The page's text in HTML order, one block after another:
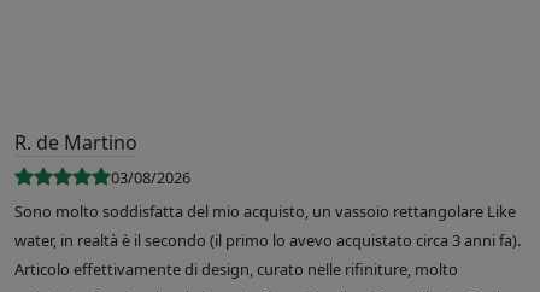
R. de Martino
03/08/2026
Sono molto soddisfatta del mio acquisto, un vassoio rettangolare Like
water, in realtà è il secondo (il primo lo avevo acquistato circa 3 anni fa).
Articolo effettivamente di design, curato nelle rifiniture, molto